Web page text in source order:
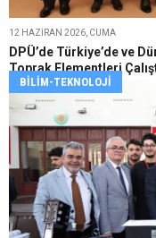
12 HAZIRAN 2026, CUMA
DPÜ’de Türkiye’de ve
Toprak Elementleri
BILIM-TEKNOLOJI